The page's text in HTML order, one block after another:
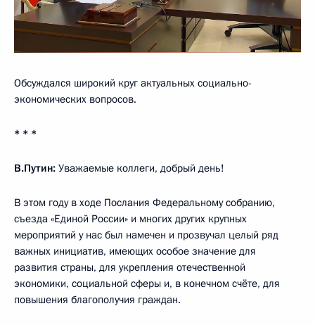
Обсуждался широкий круг актуальных социально-
экономических вопросов.
* * *
В.Путин: Уважаемые коллеги, добрый день!
В этом году в ходе Послания Федеральному собранию,
съезда «Единой России» и многих других крупных
мероприятий у нас был намечен и прозвучал целый ряд
важных инициатив, имеющих особое значение для
развития страны, для укрепления отечественной
экономики, социальной сферы и, в конечном счёте, для
повышения благополучия граждан.